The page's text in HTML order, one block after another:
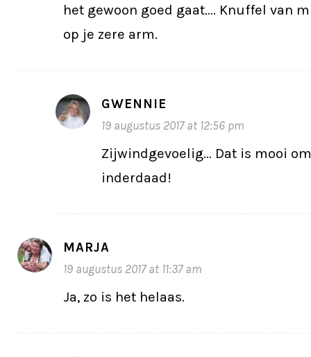
het gewoon goed gaat…. Knuffel van
op je zere arm.
GWENNIE
19 augustus 2017 at 12:56 pm
Zijwindgevoelig… Dat is mooi
inderdaad!
MARJA
19 augustus 2017 at 11:37 am
Ja, zo is het helaas.